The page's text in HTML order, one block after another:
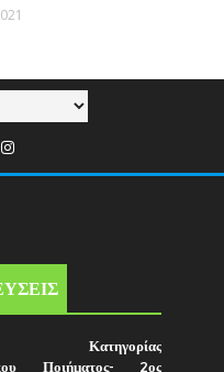
Κατηγορίας
Ποιήματος- 2ος